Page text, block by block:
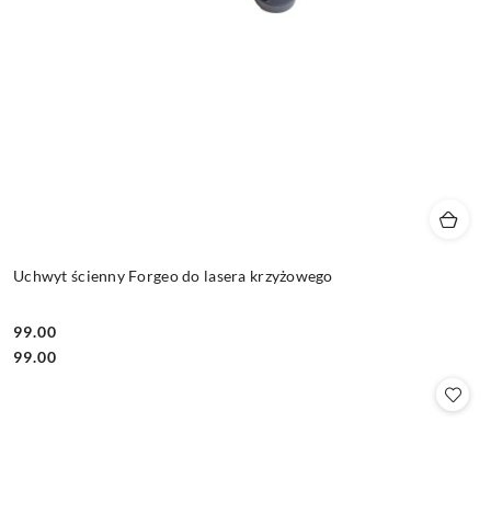
Uchwyt ścienny Forgeo do lasera krzyżowego
Cena:
99.00
Cena:
99.00